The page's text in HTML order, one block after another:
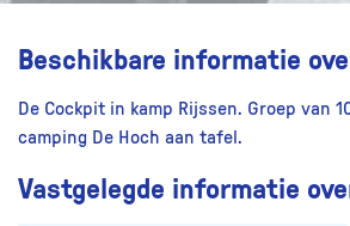
Beschikbare informatie
De Cockpit in kamp Rijssen. Groep van
camping De Hoch aan tafel.
Vastgelegde informatie